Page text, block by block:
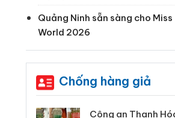
Quảng Ninh sẵn sàng cho Miss
World 2026
Chống hàng giả
Hóa
Lào Cai xử lý 83 vụ